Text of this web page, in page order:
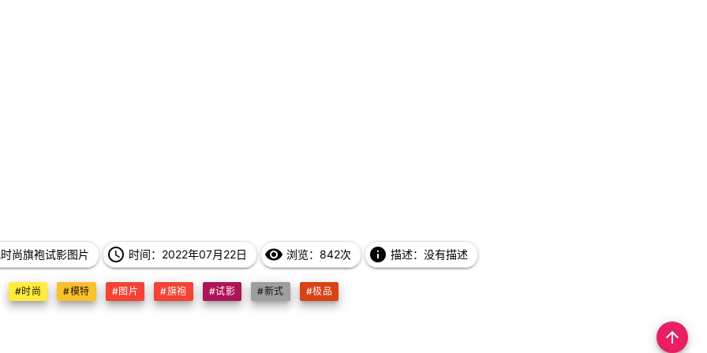
尚旗袍试影图片 access_time 时间：2022年07月22日 remove_red_eye 浏览：842次 info 描述：没有描述
#时尚 #模特 #图片 #旗袍 #试影 #新式 #极品
arrow_upward